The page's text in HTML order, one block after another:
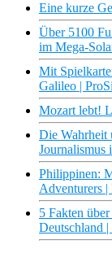
Eine kurze
Über 5100
im Mega-
Mit
Galileo |
Mozart lebt!
Die Wahrheit
Philippinen:
Adventurers
5 Fakten
Deutschland